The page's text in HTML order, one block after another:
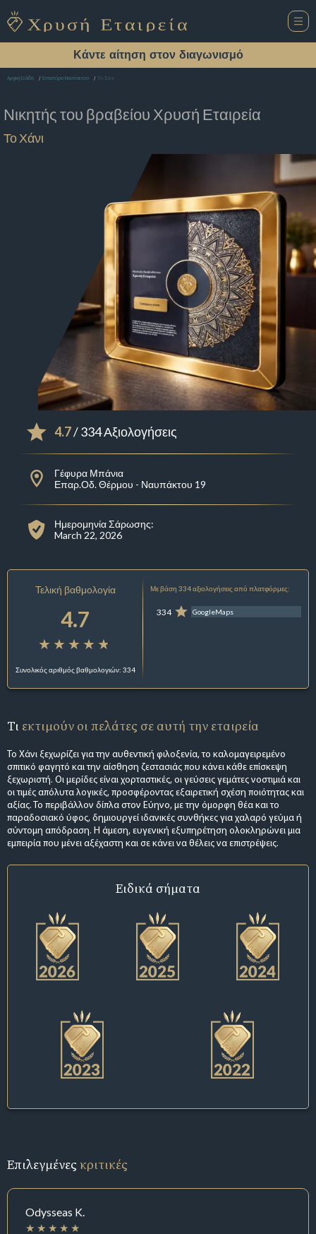
Κάντε αίτηση στον διαγωνισμό
Αρχική Σελίδα Εστιατόριο Ναυπακτοσ Το Χάνι
Νικητής του βραβείου Χρυσή Εταιρεία
Το Χάνι
4.7/ 334 Αξιολογήσεις
Γέφυρα Μπάνια
Επαρ.Οδ. Θέρμου - Ναυπάκτου 19
Ημερομηνία Σάρωσης:
March 22, 2026
Τελική βαθμολογία
4.7
Συνολικός αριθμός βαθμολογιών: 334
Με βάση 334 αξιολογήσεις από πλατφόρμες:
334 GoogleMaps
Τι εκτιμούν οι πελάτες σε αυτή την εταιρεία
Το Χάνι ξεχωρίζει για την αυθεντική φιλοξενία, το καλομαγειρεμένο
σπιτικό φαγητό και την αίσθηση ζεστασιάς που κάνει κάθε επίσκεψη
ξεχωριστή. Οι μερίδες είναι χορταστικές, οι γεύσεις γεμάτες νοστιμιά και
οι τιμές απόλυτα λογικές, προσφέροντας εξαιρετική σχέση ποιότητας και
αξίας. Το περιβάλλον δίπλα στον Εύηνο, με την όμορφη θέα και το
παραδοσιακό ύφος, δημιουργεί ιδανικές συνθήκες για χαλαρό γεύμα ή
σύντομη απόδραση. Η άμεση, ευγενική εξυπηρέτηση ολοκληρώνει μια
εμπειρία που μένει αξέχαστη και σε κάνει να θέλεις να επιστρέψεις.
Ειδικά σήματα
Επιλεγμένεςκριτικές
Odysseas K.